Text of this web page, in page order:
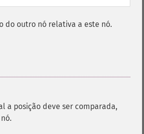
do outro nó relativa a este nó.
a posição deve ser comparada,